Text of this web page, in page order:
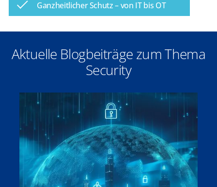
Ganzheitlicher Schutz – von IT bis OT
Aktuelle Blogbeiträge zum Thema
Security